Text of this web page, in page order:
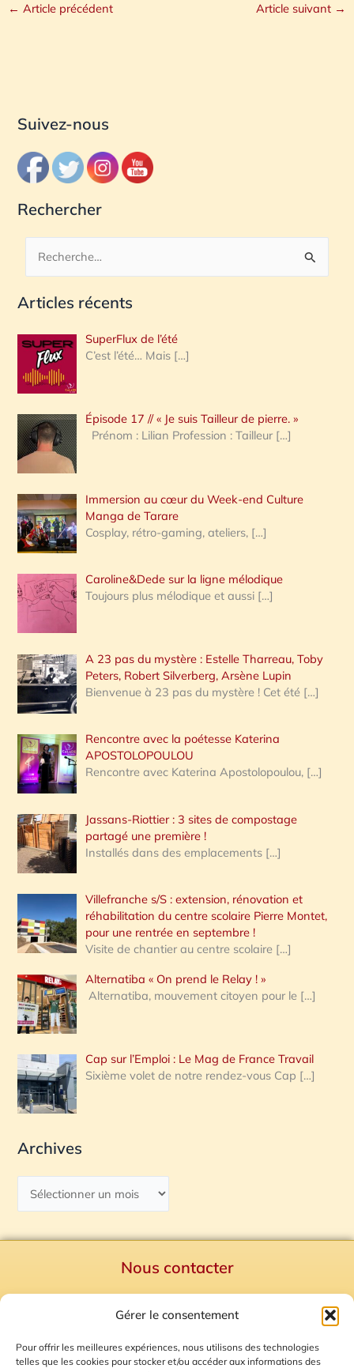
Gérer le consentement
Pour offrir les meilleures expériences, nous utilisons des technologies
telles que les cookies pour stocker et/ou accéder aux informations des
← Article précédent Article suivant →
Suivez-nous
Rechercher
c
e
r
c
h
e
:
Articles récents
SuperFlux de l’été
C’est l’été… Mais […]
Épisode 17 // « Je suis Tailleur de pierre. »
Prénom : Lilian Profession : Tailleur […]
Immersion au cœur du Week-end Culture
Manga de Tarare
Cosplay, rétro-gaming, ateliers, […]
Caroline&Dede sur la ligne mélodique
Toujours plus mélodique et aussi […]
A 23 pas du mystère : Estelle Tharreau, Toby
Peters, Robert Silverberg, Arsène Lupin
Bienvenue à 23 pas du mystère ! Cet été […]
Rencontre avec la poétesse Katerina
APOSTOLOPOULOU
Rencontre avec Katerina Apostolopoulou, […]
Jassans-Riottier : 3 sites de compostage
partagé une première !
Installés dans des emplacements […]
Villefranche s/S : extension, rénovation et
réhabilitation du centre scolaire Pierre Montet,
pour une rentrée en septembre !
Visite de chantier au centre scolaire […]
Alternatiba « On prend le Relay ! »
Alternatiba, mouvement citoyen pour le […]
Cap sur l’Emploi : Le Mag de France Travail
Sixième volet de notre rendez-vous Cap […]
Archives
Nous contacter
Mentions Légales
Plan du site